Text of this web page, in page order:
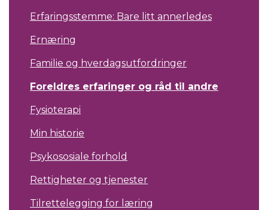
Erfaringsstemme: Bare litt annerledes
Ernæring
Familie og hverdagsutfordringer
Foreldres erfaringer og råd til andre
Fysioterapi
Min historie
Psykososiale forhold
Rettigheter og tjenester
Tilrettelegging for læring